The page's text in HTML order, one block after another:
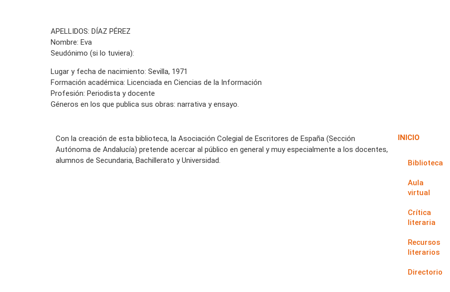
APELLIDOS: DÍAZ PÉREZ
Nombre: Eva
Seudónimo (si lo tuviera):
Lugar y fecha de nacimiento: Sevilla, 1971
Formación académica: Licenciada en Ciencias de la Información
Profesión: Periodista y docente
Géneros en los que publica sus obras: narrativa y ensayo.
Con la creación de esta biblioteca, la Asociación Colegial de Escritores de España (Sección
Autónoma de Andalucía) pretende acercar al público en general y muy especialmente a los docentes,
alumnos de Secundaria, Bachillerato y Universidad.
INICIO
Biblioteca
Aula
virtual
Crítica
literaria
Recursos
literarios
Directorio